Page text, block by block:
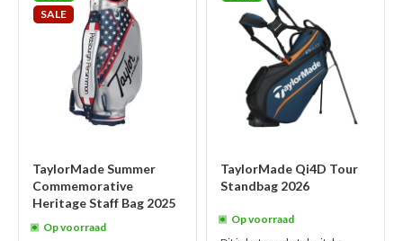
SALE
TaylorMade Summer
Commemorative
Heritage Staff Bag 2025
Op voorraad
TaylorMade Qi4D Tour
Standbag 2026
Op voorraad